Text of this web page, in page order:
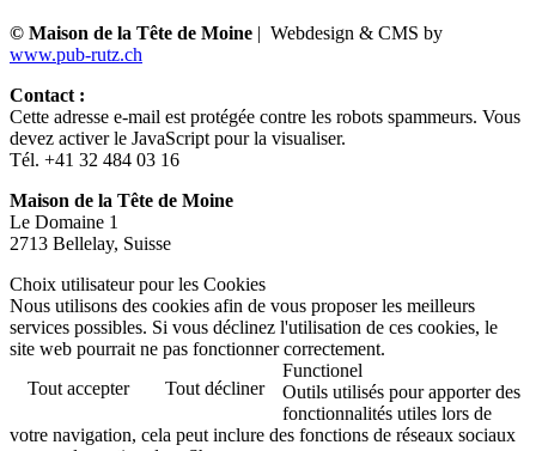
© Maison de la Tête de Moine | Webdesign & CMS by
www.pub-rutz.ch
Contact :
Cette adresse e-mail est protégée contre les robots spammeurs. Vous
devez activer le JavaScript pour la visualiser.
Tél. +41 32 484 03 16
Maison de la Tête de Moine
Le Domaine 1
2713 Bellelay, Suisse
Choix utilisateur pour les Cookies
Nous utilisons des cookies afin de vous proposer les meilleurs
services possibles. Si vous déclinez l'utilisation de ces cookies, le
site web pourrait ne pas fonctionner correctement.
Tout accepter
Tout décliner
Functionel
Outils utilisés pour apporter des
fonctionnalités utiles lors de
votre navigation, cela peut inclure des fonctions de réseaux sociaux